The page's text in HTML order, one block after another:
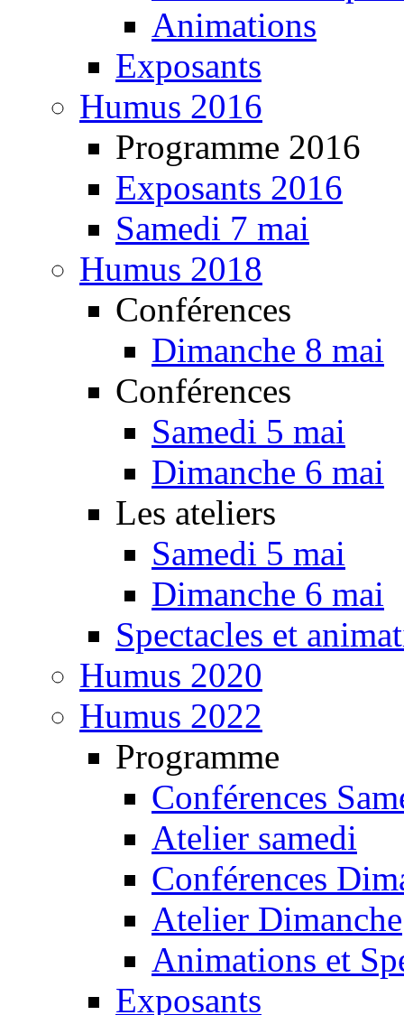
Animations
Exposants
Humus 2016
Programme 2016
Exposants 2016
Samedi 7 mai
Humus 2018
Conférences
Dimanche 8 mai
Conférences
Samedi 5 mai
Dimanche 6 mai
Les ateliers
Samedi 5 mai
Dimanche 6 mai
Spectacles et
Humus 2020
Humus 2022
Programme
Conférences
Atelier samedi
Conférences
Atelier Dimanche
Animations et
Exposants